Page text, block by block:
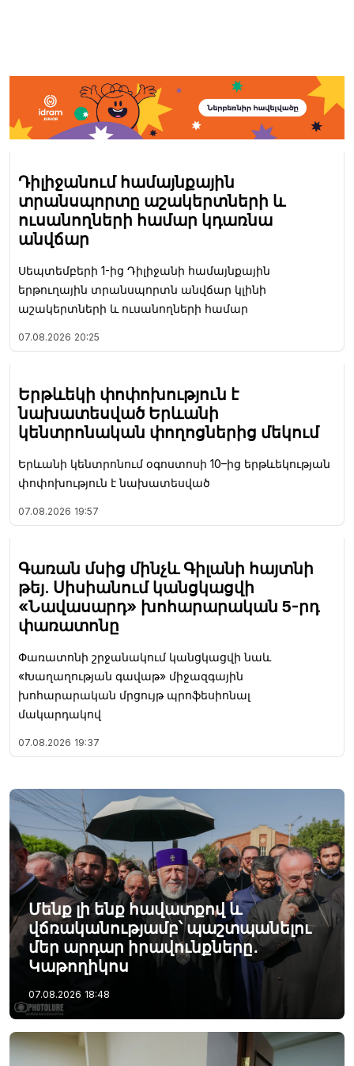
Դիլիջանում համայնքային
տրանսպորտը աշակերտների և
ուսանողների համար կդառնա
անվճար
Սեպտեմբերի 1-ից Դիլիջանի համայնքային
երթուղային տրանսպորտն անվճար կլինի
աշակերտների և ուսանողների համար
07.08.2026 20:25
Երթևեկի փոփոխություն է
նախատեսված Երևանի
կենտրոնական փողոցներից մեկում
Երևանի կենտրոնում օգոստոսի 10–ից երթևեկության
փոփոխություն է նախատեսված
07.08.2026 19:57
Գառան մսից մինչև Գիլանի հայտնի
թեյ. Սիսիանում կանցկացվի
«Նավասարդ» խոհարարական 5-րդ
փառատոնը
Փառատոնի շրջանակում կանցկացվի նաև
«Խաղաղության գավաթ» միջազգային
խոհարարական մրցույթ պրոֆեսիոնալ
մակարդակով
07.08.2026 19:37
Մենք լի ենք հավատքով և
վճռականությամբ՝ պաշտպանելու
մեր արդար իրավունքները․
Կաթողիկոս
07.08.2026 18:48